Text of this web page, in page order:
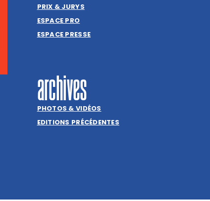
PRIX & JURYS
ESPACE PRO
ESPACE PRESSE
archives
PHOTOS & VIDÉOS
EDITIONS PRÉCÉDENTES